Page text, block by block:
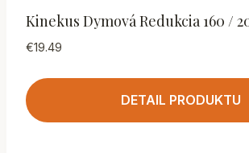
Kinekus Dymová Redukcia 160 /
€19.49
DETAIL PRODUKTU